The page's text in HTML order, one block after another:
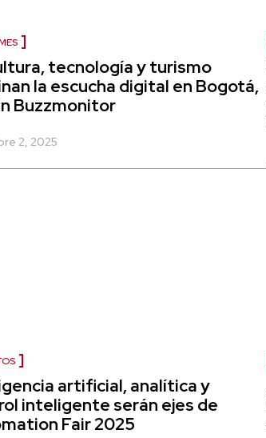
tecnología y turismo
la escucha digital en Bogotá,
Buzzmonitor
2, 2025
artificial, analítica y
inteligente serán ejes de
Fair 2025